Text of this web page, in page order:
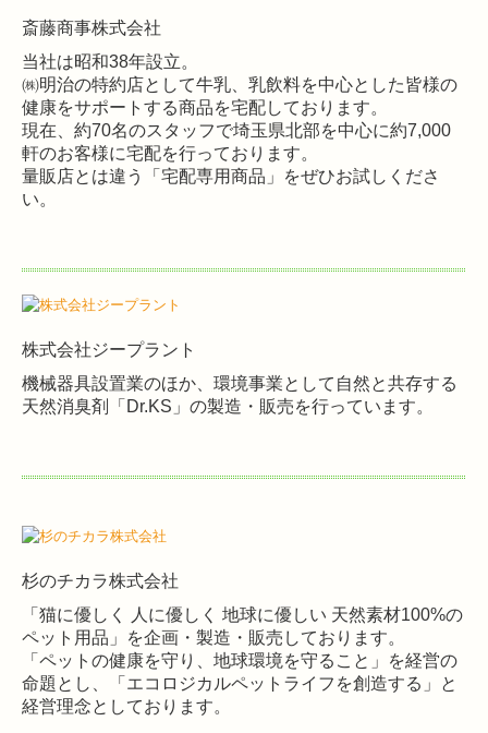
キャンバス通信
WEB相談について
斎藤商事株式会社
当社は昭和38年設立。
㈱明治の特約店として牛乳、乳飲料を中心とした皆様の
健康をサポートする商品を宅配しております。
現在、約70名のスタッフで埼玉県北部を中心に約7,000
軒のお客様に宅配を行っております。
量販店とは違う「宅配専用商品」をぜひお試しくださ
い。
株式会社ジープラント
機械器具設置業のほか、環境事業として自然と共存する
天然消臭剤「Dr.KS」の製造・販売を行っています。
杉のチカラ株式会社
「猫に優しく 人に優しく 地球に優しい 天然素材100%の
ペット用品」を企画・製造・販売しております。
「ペットの健康を守り、地球環境を守ること」を経営の
命題とし、「エコロジカルペットライフを創造する」と
経営理念としております。